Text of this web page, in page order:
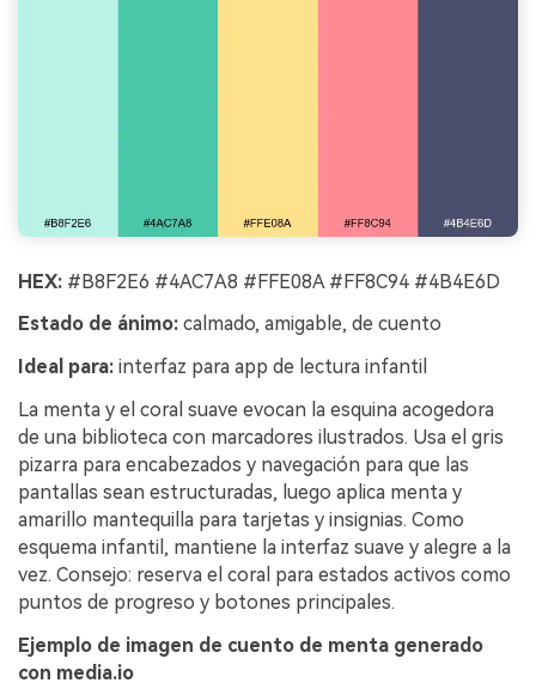
HEX: #B8F2E6 #4AC7A8 #FFE08A #FF8C94 #4B4E6D
Estado de ánimo: calmado, amigable, de cuento
Ideal para: interfaz para app de lectura infantil
La menta y el coral suave evocan la esquina acogedora
de una biblioteca con marcadores ilustrados. Usa el gris
pizarra para encabezados y navegación para que las
pantallas sean estructuradas, luego aplica menta y
amarillo mantequilla para tarjetas y insignias. Como
esquema infantil, mantiene la interfaz suave y alegre a la
vez. Consejo: reserva el coral para estados activos como
puntos de progreso y botones principales.
Ejemplo de imagen de cuento de menta generado
con media.io